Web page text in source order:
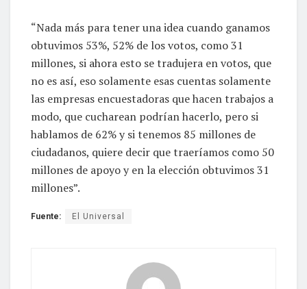
“Nada más para tener una idea cuando ganamos
obtuvimos 53%, 52% de los votos, como 31
millones, si ahora esto se tradujera en votos, que
no es así, eso solamente esas cuentas solamente
las empresas encuestadoras que hacen trabajos a
modo, que cucharean podrían hacerlo, pero si
hablamos de 62% y si tenemos 85 millones de
ciudadanos, quiere decir que traeríamos como 50
millones de apoyo y en la elección obtuvimos 31
millones”.
Fuente: El Universal